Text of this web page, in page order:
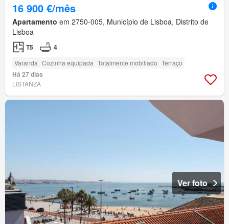
16 900 €/mês
Apartamento em 2750-005, Município de Lisboa, Distrito de
Lisboa
T5 4
Varanda Cozinha equipada Totalmente mobiliado Terraço
Há 27 dias
LISTANZA
Ver foto